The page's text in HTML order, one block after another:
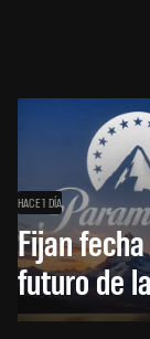
HACE 1 DÍA
Fijan
futuro de